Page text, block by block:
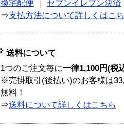
換宅配便
セブンイレブン決済
⇒支払方法について詳しくはこ
送料について
1つのご注文毎に一律1,100円(税
※売掛取引(後払い)のお客様は
無料！
⇒送料について詳しくはこちら